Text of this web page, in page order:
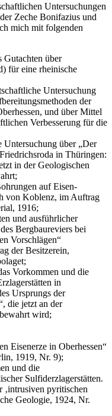
Untersuchungen
Zeche Bonifazius und
mich mit folgenden
Gutachten über
für eine rheinische
Untersuchung
der
und über Mittel
Verbesserung für die
Untersuchung über „Der
in Thüringen:
in der Geologischen
auf Eisen-
von Koblenz, im Auftrag
1916;
und ausführlicher
Bergbaureviers bei
Vorschlägen“
der Besitzerein,
Vorkommen und die
in
Ursprungs der
die jetzt an der
wird;
Eisenerze in Oberhessen“
1919, Nr. 9);
und die
Sulfiderzlagerstätten.
‚intrusiven pyritischen
Geologie, 1924, Nr.